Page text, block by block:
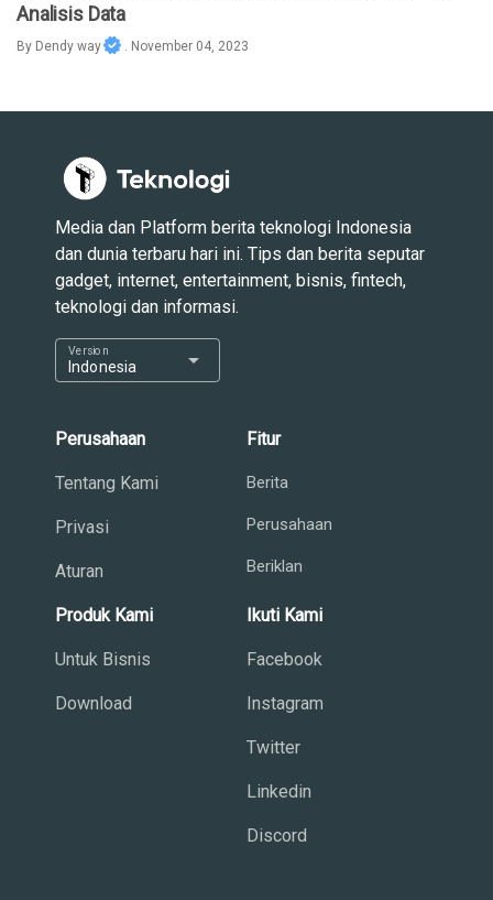
Analisis Data
By Dendy way . November 04, 2023
Media dan Platform berita teknologi Indonesia
dan dunia terbaru hari ini. Tips dan berita seputar
gadget, internet, entertainment, bisnis, fintech,
teknologi dan informasi.
Indonesia
Version arrow_drop_down
Perusahaan
Tentang Kami
Privasi
Aturan
Fitur
Berita
Perusahaan
Beriklan
Produk Kami
Untuk Bisnis
Download
Ikuti Kami
Facebook
Instagram
Twitter
Linkedin
Discord